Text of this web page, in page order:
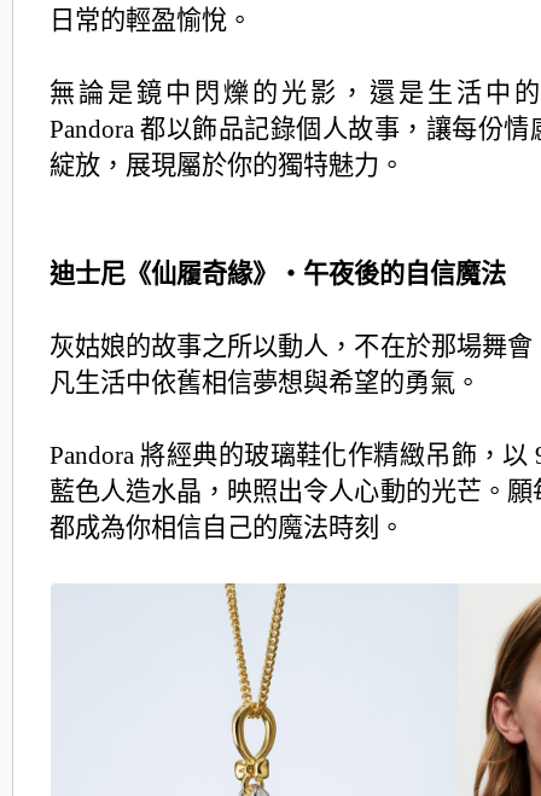
日常的輕盈愉悅。
無論是鏡中閃爍的光影，還是生活中
Pandora 都以飾品記錄個人故事，讓每份
綻放， 展現屬於你的獨特魅力。
迪士尼《仙履奇緣》・午夜後的自信魔法
灰姑娘的故事之所以動人，不在於那場舞會
凡生活中依舊相信夢想與希望的勇氣。
Pandora 將經典的玻璃鞋化作精緻吊飾，以
藍色人造水晶，映照出令人心動的光芒。願
都成為你相信自己的魔法時刻。